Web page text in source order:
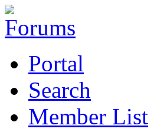
Portal
Search
Member List